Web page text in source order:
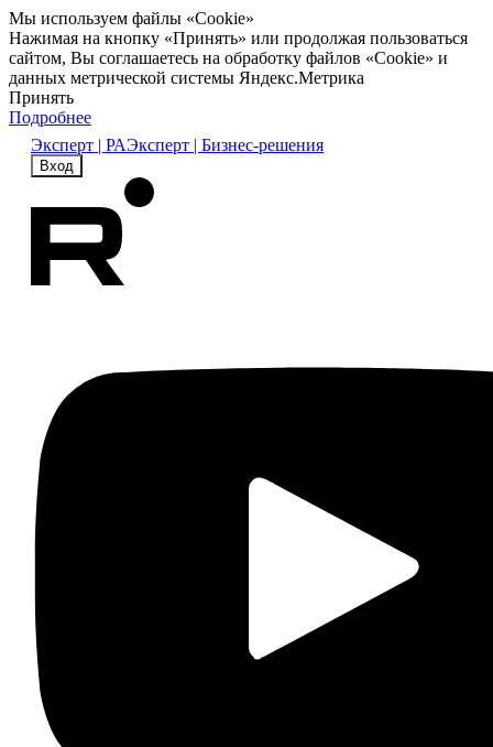
Мы используем файлы «Cookie»
Нажимая на кнопку «Принять» или продолжая пользоваться
сайтом, Вы соглашаетесь на обработку файлов «Cookie» и
данных метрической системы Яндекс.Метрика
Принять
Подробнее
Эксперт | РАЭксперт | Бизнес-решения
Вход